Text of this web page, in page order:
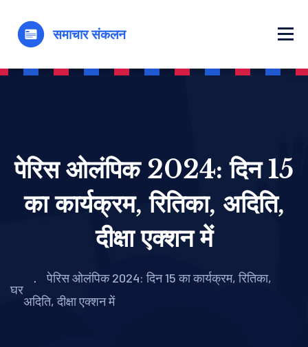
पेरिस ओलंपिक 2024: दिन 15
का कार्यक्रम, रितिका, अदिति,
दीक्षा एक्शन में
घर
पेरिस ओलंपिक 2024: दिन 15 का कार्यक्रम, रितिका,
अदिति, दीक्षा एक्शन में